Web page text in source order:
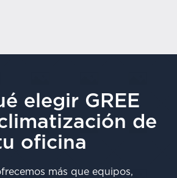
elegir GREE
de
oficina
más que equipos,